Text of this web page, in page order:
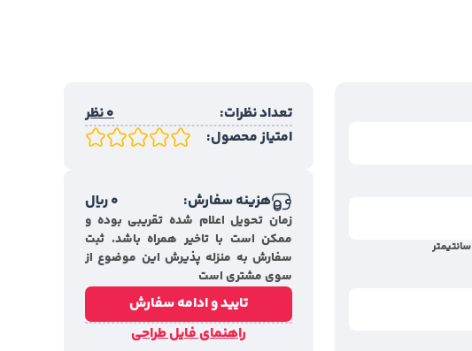
سانتیمتر
تعداد نظرات:
0 نظر
امتیاز محصول:
هزینه سفارش: 0ریال
زمان تحویل اعلام شده تقریبی بوده و
ممکن است با تاخیر همراه باشد. ثبت
سفارش به منزله پذیرش این موضوع از
سوی مشتری است
تایید و ادامه سفارش
راهنمای فایل طراحی